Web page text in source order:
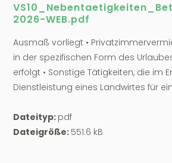
2026-WEB.pdf
Ausmaß vorliegt •
in der spezifischen Form des
erfolgt • Sonstige Tätigkeiten, die im
Dienstleistung eines Landwirtes für
Dateityp: pdf
Dateigröße: 551.6 kB